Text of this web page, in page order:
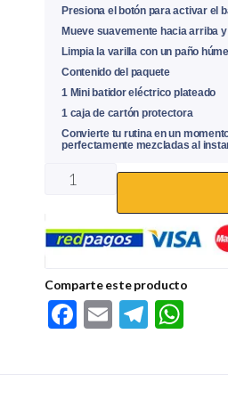
Presiona el botón para activar el
Mueve suavemente hacia arriba
Limpia la varilla con un paño
Contenido del paquete
1 Mini batidor eléctrico plateado
1 caja de cartón protectora
Convierte tu rutina en un
perfectamente mezcladas al
Comparte este producto
F
E
Te